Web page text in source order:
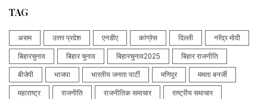
TAG
असम उत्तर प्रदेश एनडीए कांग्रेस दिल्ली नरेंद्र मोदी
बिहारचुनाव बिहार चुनाव बिहारचुनाव2025 बिहार राजनीति
बीजेपी भाजपा भारतीय जनता पार्टी मणिपुर ममता बनर्जी
महाराष्ट्र राजनीति राजनीतिक समाचार राष्ट्रीय समाचार